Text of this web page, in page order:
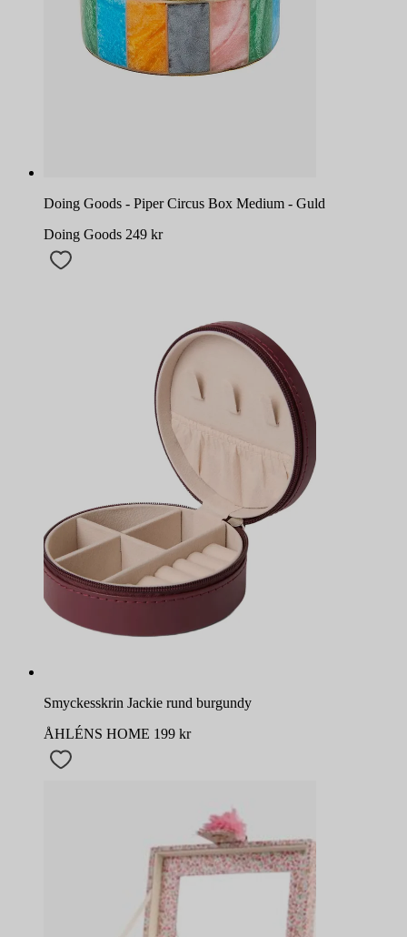
Doing Goods - Piper Circus Box Medium - Guld
Doing Goods 249 kr
Smyckesskrin Jackie rund burgundy
ÅHLÉNS HOME 199 kr